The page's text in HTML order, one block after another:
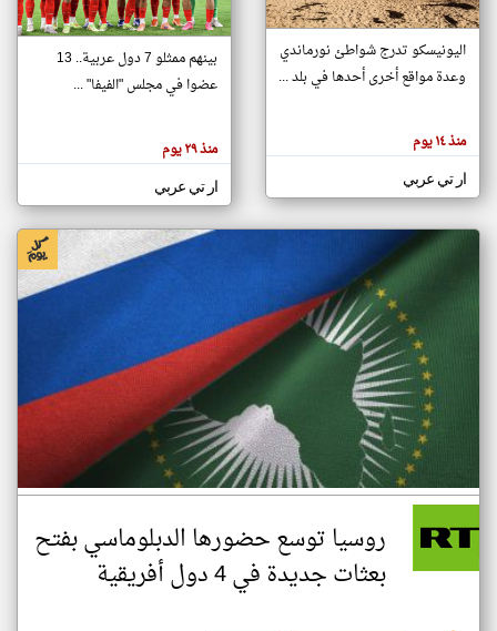
تغيير الدولة
اخبار جزر القمر على مدار الساعة
أهم اخبار جزر القمر العاجلة والمباشرة
هنا عن
وجهة
كاتبيها.
اليونيسكو تدرج شواطئ نورماندي
وعدة مواقع أخرى أحدها في بلد ...
منذ ١٤ يوم
ار تي عربي
بينهم ممثلو 7 دول عربية.. 13
عضوا في مجلس "الفيفا" ...
منذ ٢٩ يوم
ار تي عربي
روسيا توسع حضورها الدبلوماسي بفتح
بعثات جديدة في 4 دول أفريقية
klyoum.com